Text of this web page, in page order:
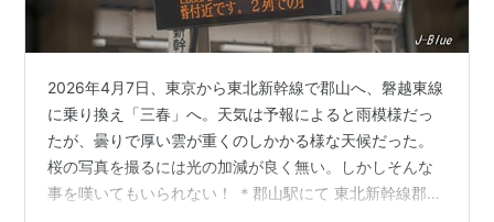
2026年4月7日、東京から東北新幹線で郡山へ、磐越東線
に乗り換え「三春」へ。天気は予報によると雨模様だっ
たが、曇りで厚い雲が重くのしかかる様な天候だった。
桜の写真を撮るには光の加減が良く無い。しかしそんな
事を嘆いてもいられない！ ＊郡山駅にて 東北新幹線郡山